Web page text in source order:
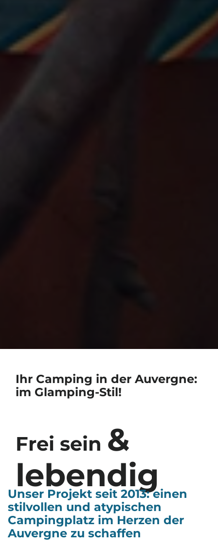
Ihr Camping in der Auvergne:
im Glamping-Stil!
Frei sein &
lebendig
Unser Projekt seit 2013: einen
stilvollen und atypischen
Campingplatz im Herzen der
Auvergne zu schaffen